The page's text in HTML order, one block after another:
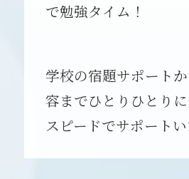
で勉強タイム！
学校の宿題サポート
容までひとりひとり
スピードでサポートい